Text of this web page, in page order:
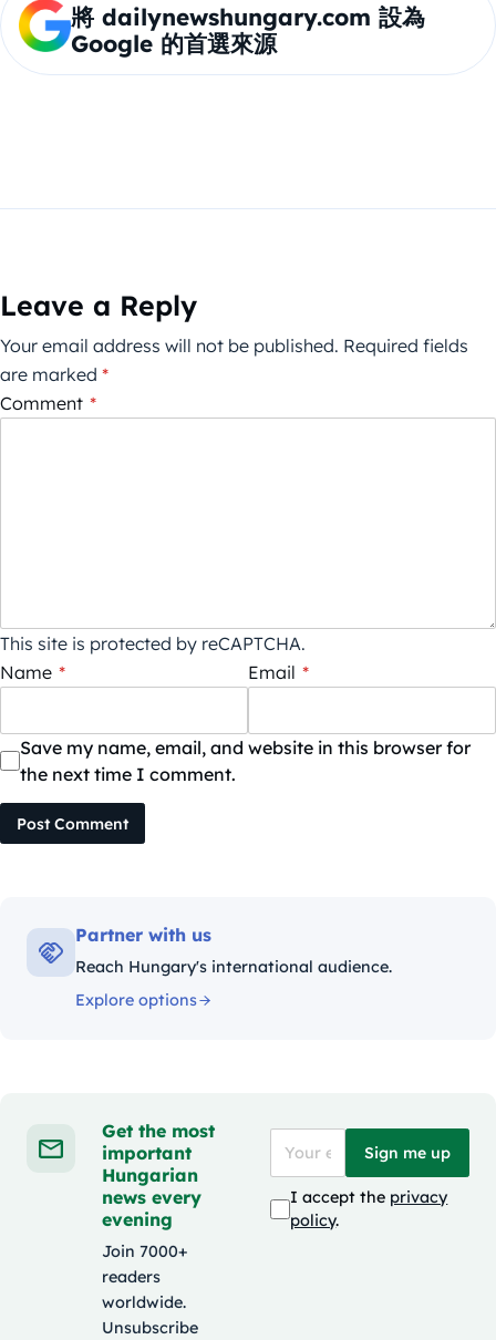
將 dailynewshungary.com 設為
Google 的首選來源
Leave a Reply
Your email address will not be published. Required fields
are marked *
Comment *
This site is protected by reCAPTCHA.
Name * Email *
Save my name, email, and website in this browser for
the next time I comment.
Post Comment
Partner with us
Reach Hungary's international audience.
Explore options
Get the most
important
Hungarian
news every
evening
Join 7000+
readers
worldwide.
Unsubscribe
Sign me up
I accept the privacy
policy.